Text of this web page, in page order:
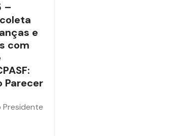
–
e
com
Parecer
Presidente